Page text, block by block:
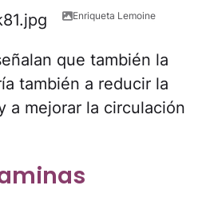
Enriqueta Lemoine
que también la
también a reducir la
a mejorar la circulación